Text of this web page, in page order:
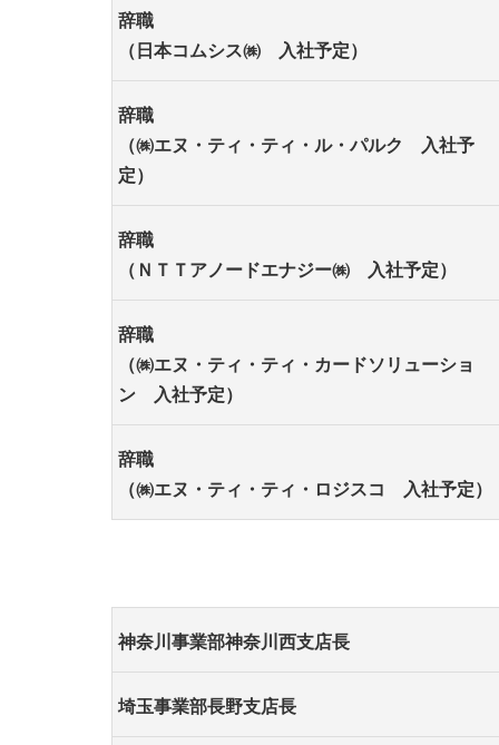
辞職
（日本コムシス㈱ 入社予定）
辞職
（㈱エヌ・ティ・ティ・ル・パルク 入社予
定）
辞職
（ＮＴＴアノードエナジー㈱ 入社予定）
辞職
（㈱エヌ・ティ・ティ・カードソリューショ
ン 入社予定）
辞職
（㈱エヌ・ティ・ティ・ロジスコ 入社予定）
神奈川事業部神奈川西支店長
埼玉事業部長野支店長